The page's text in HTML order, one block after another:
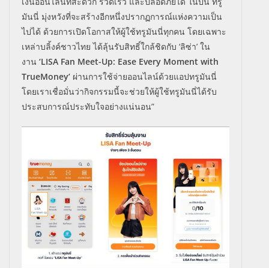
มันนี่ มุ่งหวังที่จะสร้างอีกหนึ่งปรากฏการณ์แห่งความเป็น
ไปได้ ด้วยการเปิดโอกาสให้ผู้ใช้ทรูมันนี่ทุกคน โดยเฉพาะ
เหล่าบลิ้งค์ชาวไทย ได้ลุ้นรับสิทธิ์ใกล้ชิดกับ ‘ลิซ่า’ ใน
งาน ‘LISA Fan Meet-Up: Ease Every Moment with
TrueMoney’ ผ่านการใช้จ่ายออนไลน์ด้วยแอปทรูมันนี่
โดยเราเชื่อมั่นว่ากิจกรรมนี้จะช่วยให้ผู้ใช้ทรูมันนี่ได้รับ
ประสบการณ์ประทับใจอย่างแน่นอน”